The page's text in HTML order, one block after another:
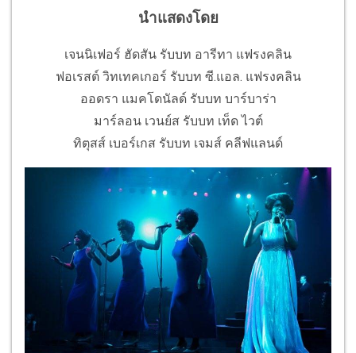
นำแสดงโดย
เจนนิเฟอร์ ฮัดสัน รับบท อารีทา แฟรงคลิน
ฟอเรสต์ วิทเทคเกอร์ รับบท ซี.แอล. แฟรงคลิน
ออดรา แมคโดนัลด์ รับบท บาร์บาร่า
มาร์ลอน เวนย์ส รับบท เท็ด ไวต์
ทิตุสส์ เบอร์เกส รับบท เจมส์ คลีฟแลนด์